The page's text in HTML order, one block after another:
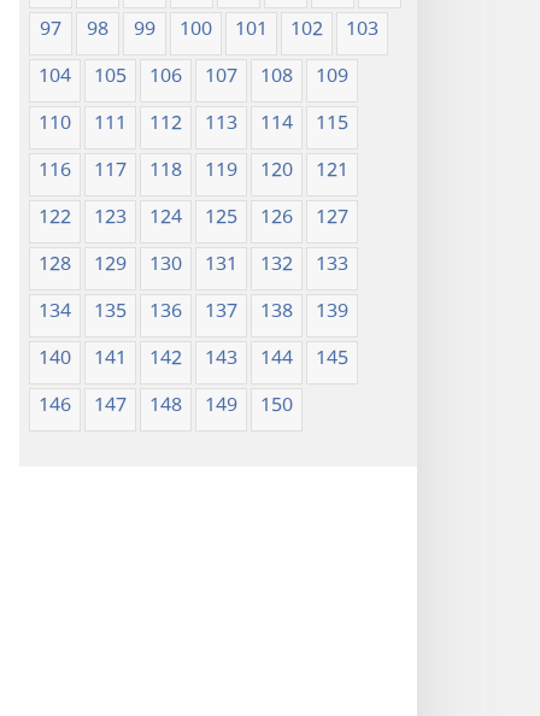
97 98 99 100 101 102
103
104
105 106 107 108
109
110
111 112 113 114
115
116
117 118 119 120
121
122
123 124 125 126
127
128
129 130 131 132
133
134
135 136 137 138
139
140
141 142 143 144
145
146
147 148 149 150